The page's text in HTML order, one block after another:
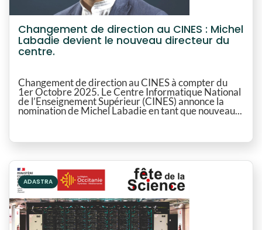
Changement de direction au CINES : Michel
Labadie devient le nouveau directeur du
centre.
Changement de direction au CINES à compter du
1er Octobre 2025. Le Centre Informatique National
de l’Enseignement Supérieur (CINES) annonce la
nomination de Michel Labadie en tant que nouveau...
ADASTRA